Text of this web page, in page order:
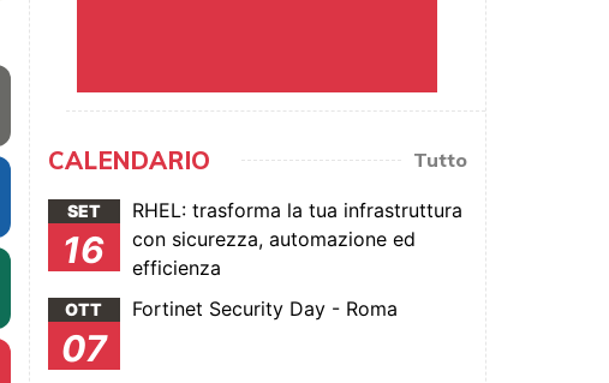
CALENDARIO Tutto
SET
16
RHEL: trasforma la tua infrastruttura
con sicurezza, automazione ed
efficienza
OTT
07
Fortinet Security Day - Roma